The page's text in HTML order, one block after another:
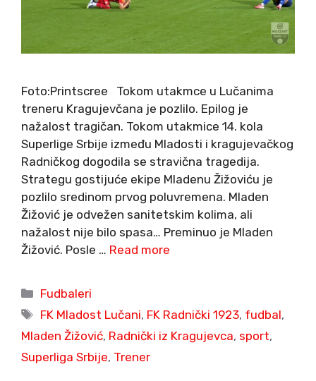
Foto:Printscree Tokom utakmce u Lučanima
treneru Kragujevčana je pozlilo. Epilog je
nažalost tragičan. Tokom utakmice 14. kola
Superlige Srbije između Mladosti i kragujevačkog
Radničkog dogodila se stravična tragedija.
Strategu gostijuće ekipe Mladenu Žižoviću je
pozlilo sredinom prvog poluvremena. Mladen
Žižović je odvežen sanitetskim kolima, ali
nažalost nije bilo spasa… Preminuo je Mladen
Žižović. Posle … Read more
Categories
Fudbaleri
Tags
FK Mladost Lučani, FK Radnički 1923, fudbal,
Mladen Žižović, Radnički iz Kragujevca, sport,
Superliga Srbije, Trener